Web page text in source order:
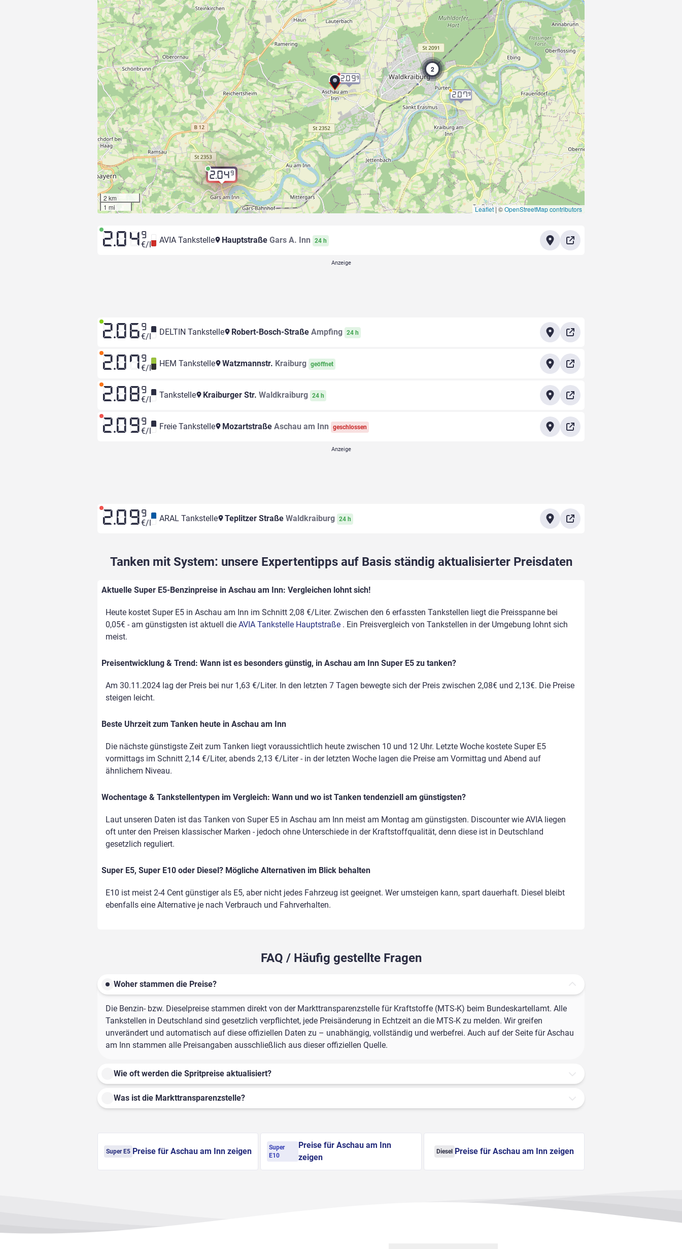
2.049
2.099
2.079
2
2 km
1 mi
Leaflet|©OpenStreetMap contributors
2.04 9
€/l AVIA Tankstelle Hauptstraße Gars A. Inn 24 h
2.06 9
€/l DELTIN Tankstelle Robert-Bosch-Straße Ampfing 24 h
2.07 9
€/l HEM Tankstelle Watzmannstr. Kraiburg geöffnet
2.08 9
€/l Tankstelle Kraiburger Str. Waldkraiburg 24 h
2.09 9
€/l Freie Tankstelle Mozartstraße Aschau am Inn geschlossen
2.09 9
€/l ARAL Tankstelle Teplitzer Straße Waldkraiburg 24 h
Tanken mit System: unsere Expertentipps auf Basis ständig aktualisierter Preisdaten
Aktuelle Super E5-Benzinpreise in Aschau am Inn: Vergleichen lohnt sich!
Heute kostet Super E5 in Aschau am Inn im Schnitt 2,08 €/Liter. Zwischen den 6 erfassten Tankstellen liegt die Preisspanne bei
0,05€ - am günstigsten ist aktuell die AVIA Tankstelle Hauptstraße . Ein Preisvergleich von Tankstellen in der Umgebung lohnt sich
meist.
Preisentwicklung & Trend: Wann ist es besonders günstig, in Aschau am Inn Super E5 zu tanken?
Am 30.11.2024 lag der Preis bei nur 1,63 €/Liter. In den letzten 7 Tagen bewegte sich der Preis zwischen 2,08€ und 2,13€. Die Preise
steigen leicht.
Beste Uhrzeit zum Tanken heute in Aschau am Inn
Die nächste günstigste Zeit zum Tanken liegt voraussichtlich heute zwischen 10 und 12 Uhr. Letzte Woche kostete Super E5
vormittags im Schnitt 2,14 €/Liter, abends 2,13 €/Liter - in der letzten Woche lagen die Preise am Vormittag und Abend auf
ähnlichem Niveau.
Wochentage & Tankstellentypen im Vergleich: Wann und wo ist Tanken tendenziell am günstigsten?
Laut unseren Daten ist das Tanken von Super E5 in Aschau am Inn meist am Montag am günstigsten. Discounter wie AVIA liegen
oft unter den Preisen klassischer Marken - jedoch ohne Unterschiede in der Kraftstoffqualität, denn diese ist in Deutschland
gesetzlich reguliert.
Super E5, Super E10 oder Diesel? Mögliche Alternativen im Blick behalten
E10 ist meist 2-4 Cent günstiger als E5, aber nicht jedes Fahrzeug ist geeignet. Wer umsteigen kann, spart dauerhaft. Diesel bleibt
ebenfalls eine Alternative je nach Verbrauch und Fahrverhalten.
FAQ / Häufig gestellte Fragen
Woher stammen die Preise?
Die Benzin- bzw. Dieselpreise stammen direkt von der Markttransparenzstelle für Kraftstoffe (MTS-K) beim Bundeskartellamt. Alle
Tankstellen in Deutschland sind gesetzlich verpflichtet, jede Preisänderung in Echtzeit an die MTS-K zu melden. Wir greifen
unverändert und automatisch auf diese offiziellen Daten zu – unabhängig, vollständig und werbefrei. Auch auf der Seite für Aschau
am Inn stammen alle Preisangaben ausschließlich aus dieser offiziellen Quelle.
Wie oft werden die Spritpreise aktualisiert?
Was ist die Markttransparenzstelle?
Super E5 Preise für Aschau am Inn zeigen
Super
E10
Preise für Aschau am Inn
zeigen
Diesel Preise für Aschau am Inn zeigen